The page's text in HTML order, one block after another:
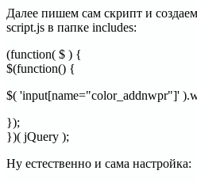
Далее пишем сам скрипт и
script.js в папке includes:
(function( $ ) {
$(function() {
$( 'input[name="color_addnwpr"]'
});
})( jQuery );
Ну естественно и сама настройка: